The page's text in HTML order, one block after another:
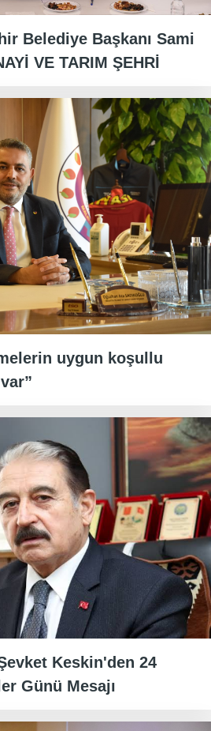
Belediye Başkanı Sami
VE TARIM ŞEHRİ
uygun koşullu
Keskin'den 24
Günü Mesajı